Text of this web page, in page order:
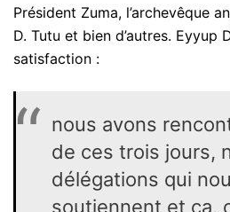
Président Zuma, l’archevêque
D. Tutu et bien d’autres. Eyyup
satisfaction :
nous avons
de ces trois jours,
délégations qui
soutiennent et ça,